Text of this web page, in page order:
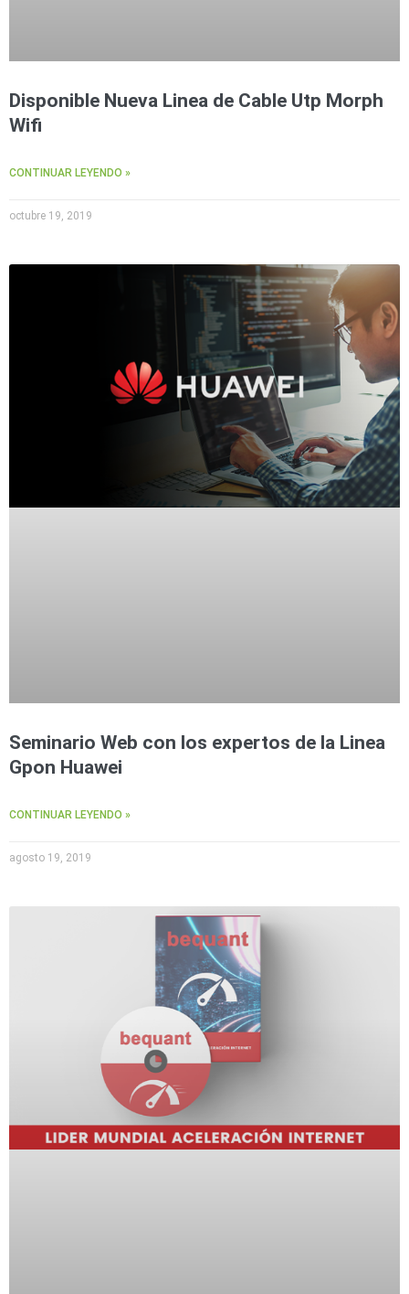
Disponible Nueva Linea de Cable Utp Morph
Wifi
CONTINUAR LEYENDO »
octubre 19, 2019
Seminario Web con los expertos de la Linea
Gpon Huawei
CONTINUAR LEYENDO »
agosto 19, 2019